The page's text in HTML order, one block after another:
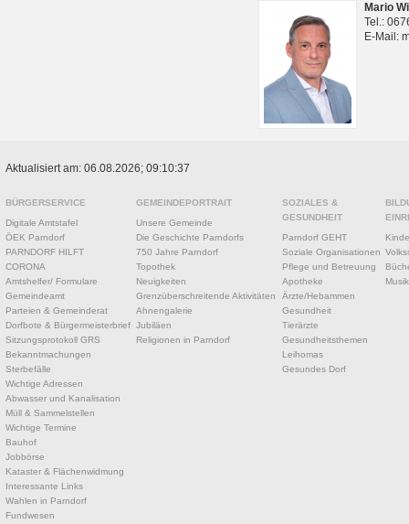
Mario
Tel.:
E-Mail:
Aktualisiert am: 06.08.2026; 09:10:37
BÜRGERSERVICE
Digitale Amtstafel
ÖEK Parndorf
PARNDORF HILFT
CORONA
Amtshelfer/ Formulare
Gemeindeamt
Parteien & Gemeinderat
Dorfbote & Bürgermeisterbrief
Sitzungsprotokoll GRS
Bekanntmachungen
Sterbefälle
Wichtige Adressen
Abwasser und Kanalisation
Müll & Sammelstellen
Wichtige Termine
Bauhof
Jobbörse
Kataster & Flächenwidmung
Interessante Links
Wahlen in Parndorf
Fundwesen
GEMEINDEPORTRAIT
Unsere Gemeinde
Die Geschichte Parndorfs
750 Jahre Parndorf
Topothek
Neuigkeiten
Grenzüberschreitende Aktivitäten
Ahnengalerie
Jubiläen
Religionen in Parndorf
SOZIALES &
GESUNDHEIT
Parndorf GEHT
Soziale Organisationen
Pflege und Betreuung
Apotheke
Ärzte/Hebammen
Gesundheit
Tierärzte
Gesundheitsthemen
Leihomas
Gesundes Dorf